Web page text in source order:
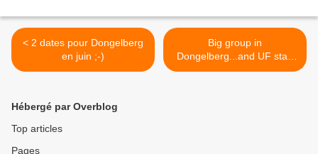
< 2 dates pour Dongelberg
en juin ;-)
Big group in
Dongelberg...and UF staff
gets bigger too! >
Hébergé par Overblog
Top articles
Pages